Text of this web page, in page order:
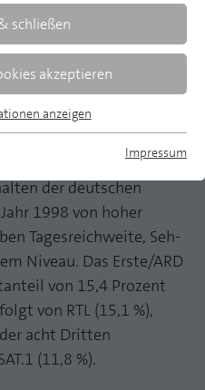
und
1998
der GfK-
der deutschen
1998 von hoher
Tagesreichweite, Seh-
Niveau. Das Erste/ARD
von 15,4 Prozent
von RTL (15,1 %),
acht Dritten
(11,8 %).
schließen
akzeptieren
Funktionen der
fe_typo_user
TYPO3
ist ein Standard-Session-
Es speichert im Falle
anzeigen
AT INTERNET
atidvisitor
AT INTERNET
anzeigen
anzeigen
Impressum